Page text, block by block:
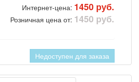
Интернет-цена: 1450 руб.
Розничная цена от: 1450 руб.
Недоступен для заказа